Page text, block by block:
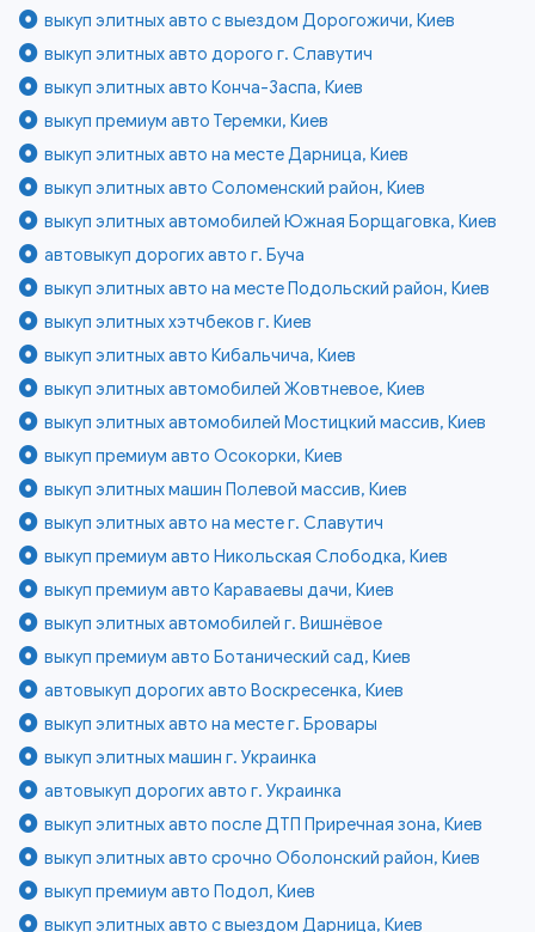
выкуп элитных авто с выездом Дорогожичи, Киев
выкуп элитных авто дорого г. Славутич
выкуп элитных авто Конча-Заспа, Киев
выкуп премиум авто Теремки, Киев
выкуп элитных авто на месте Дарница, Киев
выкуп элитных авто Соломенский район, Киев
выкуп элитных автомобилей Южная Борщаговка, Киев
автовыкуп дорогих авто г. Буча
выкуп элитных авто на месте Подольский район, Киев
выкуп элитных хэтчбеков г. Киев
выкуп элитных авто Кибальчича, Киев
выкуп элитных автомобилей Жовтневое, Киев
выкуп элитных автомобилей Мостицкий массив, Киев
выкуп премиум авто Осокорки, Киев
выкуп элитных машин Полевой массив, Киев
выкуп элитных авто на месте г. Славутич
выкуп премиум авто Никольская Слободка, Киев
выкуп премиум авто Караваевы дачи, Киев
выкуп элитных автомобилей г. Вишнёвое
выкуп премиум авто Ботанический сад, Киев
автовыкуп дорогих авто Воскресенка, Киев
выкуп элитных авто на месте г. Бровары
выкуп элитных машин г. Украинка
автовыкуп дорогих авто г. Украинка
выкуп элитных авто после ДТП Приречная зона, Киев
выкуп элитных авто срочно Оболонский район, Киев
выкуп премиум авто Подол, Киев
выкуп элитных авто с выездом Дарница, Киев